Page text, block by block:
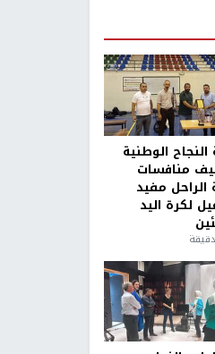
الوطنية
منافسات
الراحل مفيد
لكرة اليد